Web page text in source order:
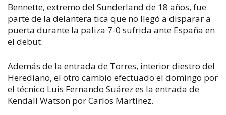
Bennette, extremo del Sunderland de 18 años, fue
parte de la delantera tica que no llegó a disparar a
puerta durante la paliza 7-0 sufrida ante España en
el debut.
Además de la entrada de Torres, interior diestro del
Herediano, el otro cambio efectuado el domingo por
el técnico Luis Fernando Suárez es la entrada de
Kendall Watson por Carlos Martínez.